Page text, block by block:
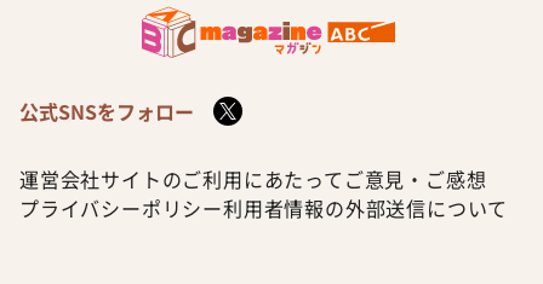
公式SNSをフォロー
運営会社サイトのご利用にあたって ご意見・ご感想
プライバシーポリシー利用者情報の外部送信について